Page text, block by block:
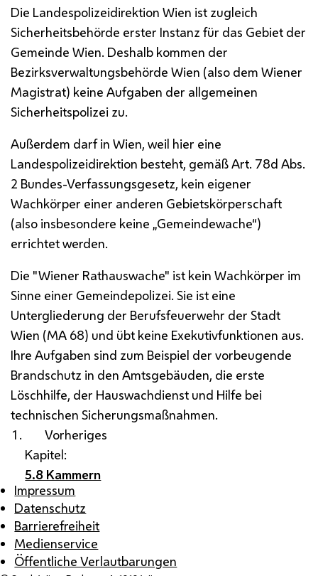
Die Landespolizeidirektion Wien ist zugleich
Sicherheitsbehörde erster Instanz für das Gebiet der
Gemeinde Wien. Deshalb kommen der
Bezirksverwaltungsbehörde Wien (also dem Wiener
Magistrat) keine Aufgaben der allgemeinen
Sicherheitspolizei zu.
Außerdem darf in Wien, weil hier eine
Landespolizeidirektion besteht, gemäß Art. 78d Abs.
2 Bundes-Verfassungsgesetz, kein eigener
Wachkörper einer anderen Gebietskörperschaft
(also insbesondere keine „Gemeindewache“)
errichtet werden.
Die "Wiener Rathauswache" ist kein Wachkörper im
Sinne einer Gemeindepolizei. Sie ist eine
Untergliederung der Berufsfeuerwehr der Stadt
Wien (MA 68) und übt keine Exekutivfunktionen aus.
Ihre Aufgaben sind zum Beispiel der vorbeugende
Brandschutz in den Amtsgebäuden, die erste
Löschhilfe, der Hauswachdienst und Hilfe bei
technischen Sicherungsmaßnahmen.
Vorheriges
Kapitel:
5.8 Kammern
Impressum
Datenschutz
Barrierefreiheit
Medienservice
Öffentliche Verlautbarungen